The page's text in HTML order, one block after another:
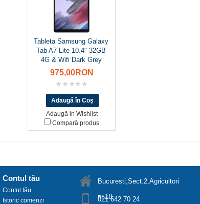
Tableta Samsung Galaxy
Tab A7 Lite 10.4" 32GB
4G & Wifi Dark Grey
975,00RON
Adaugă in Wishlist
Compară produs
Contul tău
Contul tău
Istoric comenzi
Bucuresti,Sect.2,Agricultori
nr.18
021 642 70 24